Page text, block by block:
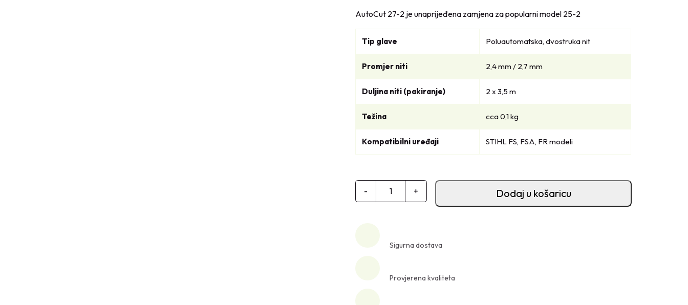
AutoCut 27-2 je unaprijeđena zamjena za popularni model 25-2
Tip glave Poluautomatska, dvostruka nit
Promjer niti 2,4 mm / 2,7 mm
Duljina niti (pakiranje) 2 x 3,5 m
Težina cca 0,1 kg
Kompatibilni uređaji STIHL FS, FSA, FR modeli
-
G
L
+ Dodaj u košaricu
Sigurna dostava
Provjerena kvaliteta